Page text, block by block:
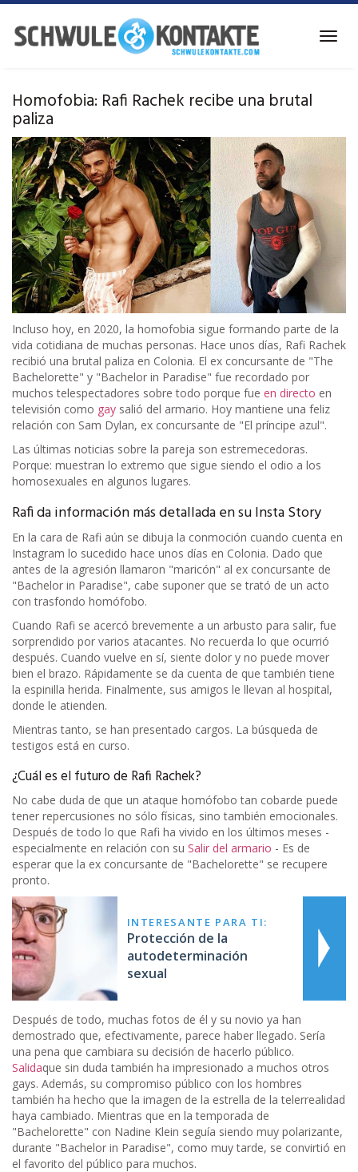
Ir
contenido
Homofobia: Rafi Rachek recibe una brutal
paliza
Incluso hoy, en 2020, la homofobia sigue formando parte de la
vida cotidiana de muchas personas. Hace unos días, Rafi Rachek
recibió una brutal paliza en Colonia. El ex concursante de "The
Bachelorette" y "Bachelor in Paradise" fue recordado por
muchos telespectadores sobre todo porque fue en directo en
televisión como gay salió del armario. Hoy mantiene una feliz
relación con Sam Dylan, ex concursante de "El príncipe azul".
Las últimas noticias sobre la pareja son estremecedoras.
Porque: muestran lo extremo que sigue siendo el odio a los
homosexuales en algunos lugares.
Rafi da información más detallada en su Insta Story
En la cara de Rafi aún se dibuja la conmoción cuando cuenta en
Instagram lo sucedido hace unos días en Colonia. Dado que
antes de la agresión llamaron "maricón" al ex concursante de
"Bachelor in Paradise", cabe suponer que se trató de un acto
con trasfondo homófobo.
Cuando Rafi se acercó brevemente a un arbusto para salir, fue
sorprendido por varios atacantes. No recuerda lo que ocurrió
después. Cuando vuelve en sí, siente dolor y no puede mover
bien el brazo. Rápidamente se da cuenta de que también tiene
la espinilla herida. Finalmente, sus amigos le llevan al hospital,
donde le atienden.
Mientras tanto, se han presentado cargos. La búsqueda de
testigos está en curso.
¿Cuál es el futuro de Rafi Rachek?
No cabe duda de que un ataque homófobo tan cobarde puede
tener repercusiones no sólo físicas, sino también emocionales.
Después de todo lo que Rafi ha vivido en los últimos meses -
especialmente en relación con su Salir del armario - Es de
esperar que la ex concursante de "Bachelorette" se recupere
pronto.
INTERESANTE PARA TI:
Protección de la
autodeterminación
sexual
Después de todo, muchas fotos de él y su novio ya han
demostrado que, efectivamente, parece haber llegado. Sería
una pena que cambiara su decisión de hacerlo público.
Salidaque sin duda también ha impresionado a muchos otros
gays. Además, su compromiso público con los hombres
también ha hecho que la imagen de la estrella de la telerrealidad
haya cambiado. Mientras que en la temporada de
"Bachelorette" con Nadine Klein seguía siendo muy polarizante,
durante "Bachelor in Paradise", como muy tarde, se convirtió en
el favorito del público para muchos.